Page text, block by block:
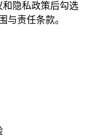
和隐私政策后勾选
与责任条款。